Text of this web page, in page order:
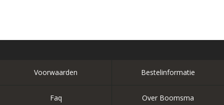
Voorwaarden Bestelinformatie
Faq Over Boomsma